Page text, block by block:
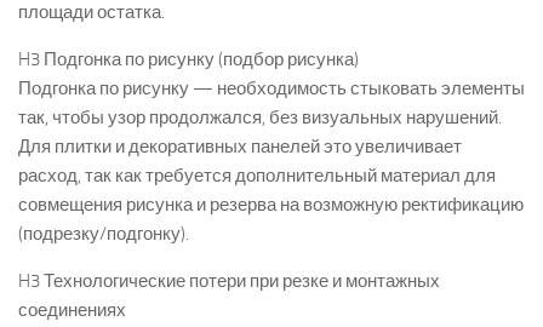
площади остатка.
H3 Подгонка по рисунку (подбор рисунка)
Подгонка по рисунку — необходимость стыковать элементы
так, чтобы узор продолжался, без визуальных нарушений.
Для плитки и декоративных панелей это увеличивает
расход, так как требуется дополнительный материал для
совмещения рисунка и резерва на возможную ректификацию
(подрезку/подгонку).
H3 Технологические потери при резке и монтажных
соединениях